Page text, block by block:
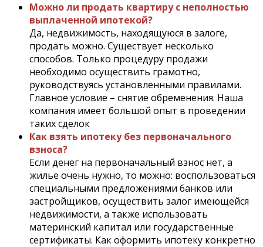
Можно ли продать квартиру с неполностью
выплаченной ипотекой?
Да, недвижимость, находящуюся в залоге,
продать можно. Существует несколько
способов. Только процедуру продажи
необходимо осуществить грамотно,
руководствуясь установленными правилами.
Главное условие – снятие обременения. Наша
компания имеет большой опыт в проведении
таких сделок
Как взять ипотеку без первоначального
взноса?
Если денег на первоначальный взнос нет, а
жилье очень нужно, то можно: воспользоваться
специальными предложениями банков или
застройщиков, осуществить залог имеющейся
недвижимости, а также использовать
материнский капитал или государственные
сертификаты. Как оформить ипотеку конкретно